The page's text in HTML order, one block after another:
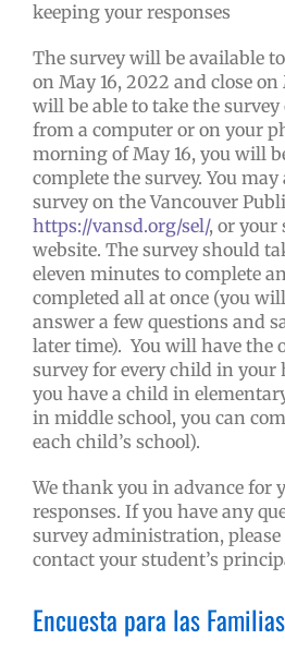
keeping your responses
The survey will be available
on May 16, 2022 and close on
will be able to take the
from a computer or on your
morning of May 16, you will
complete the survey. You may
survey on the Vancouver
https://vansd.org/sel/, or your
website. The survey should
eleven minutes to complete
completed all at once (you
answer a few questions and
later time). You will have the
survey for every child in your
you have a child in
in middle school, you can
each child’s school).
We thank you in advance for
responses. If you have any
survey administration, please
contact your student’s
Encuesta para las